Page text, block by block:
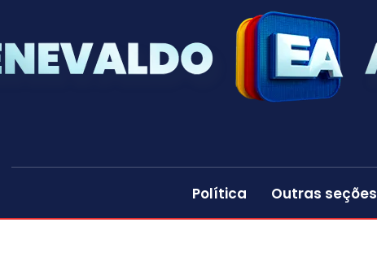
Política Outras seções